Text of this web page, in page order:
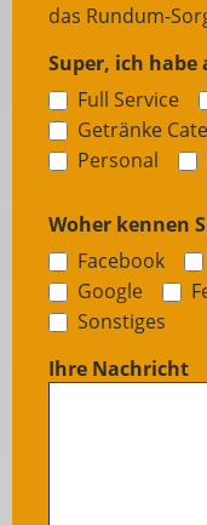
das Rundum-
Super, ich habe
Full Service
Getränke
Personal
Woher kennen
Facebook
Google
Sonstiges
Ihre Nachricht